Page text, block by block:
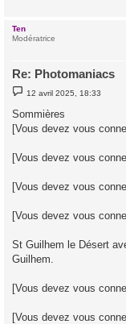
Ten
Modératrice
Re: Photomaniacs
M
e
s
a
12 avril 2025, 18:33
Sommières
[Vous devez vous
[Vous devez vous
[Vous devez vous
[Vous devez vous
St Guilhem le Désert
Guilhem.
[Vous devez vous
[Vous devez vous